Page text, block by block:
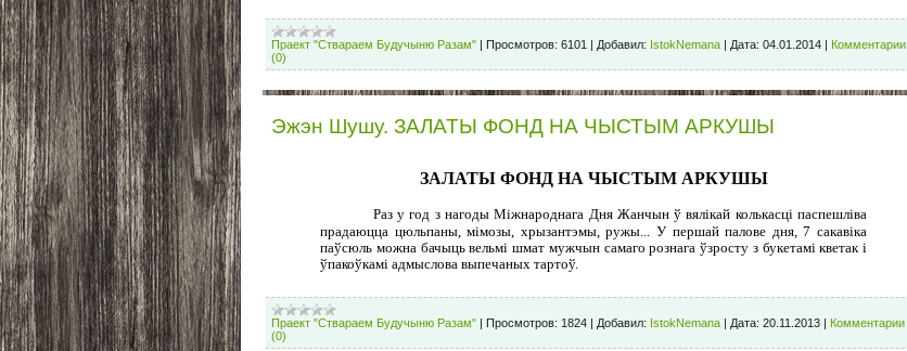
Праект "Ствараем Будучыню Разам" | Просмотров: 6101 | Добавил: IstokNemana | Дата: 04.01.2014 | Комментарии
(0)
Эжэн Шушу. ЗАЛАТЫ ФОНД НА ЧЫСТЫМ АРКУШЫ
ЗАЛАТЫ ФОНД НА ЧЫСТЫМ АРКУШЫ
Раз у год з нагоды Міжнароднага Дня Жанчын ў вялікай колькасці паспешліва
прадаюцца цюльпаны, мімозы, хрызантэмы, ружы... У першай палове дня, 7 сакавіка
паўсюль можна бачыць вельмі шмат мужчын самаго рознага ўзросту з букетамі кветак і
ўпакоўкамі адмыслова выпечаных тартоў.
Праект "Ствараем Будучыню Разам" | Просмотров: 1824 | Добавил: IstokNemana | Дата: 20.11.2013 | Комментарии
(0)